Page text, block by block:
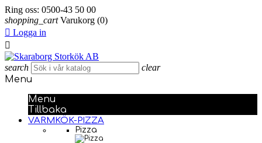
Ring oss: 0500-43 50 00
shopping_cart Varukorg (0)
 Logga in

search clear
Menu
Menu
Tillbaka
VARMKÖK-PIZZA
Pizza